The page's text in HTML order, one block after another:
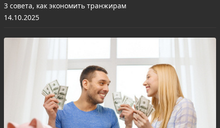
3 совета, как экономить транжирам
14.10.2025